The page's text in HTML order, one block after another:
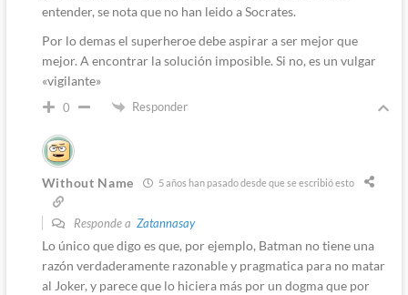
entender, se nota que no han leido a Socrates.
Por lo demas el superheroe debe aspirar a ser mejor que
mejor. A encontrar la solución imposible. Si no, es un vulgar
«vigilante»
0 Responder
Without Name 5 años han pasado desde que se escribió esto
Responde a Zatannasay
Lo único que digo es que, por ejemplo, Batman no tiene una
razón verdaderamente razonable y pragmatica para no matar
al Joker, y parece que lo hiciera más por un dogma que por